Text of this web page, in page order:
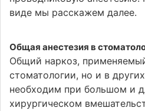
виде мы расскажем далее.
Общая анестезия в
Общий наркоз,
стоматологии, но и в
необходим при большом и
хирургическом